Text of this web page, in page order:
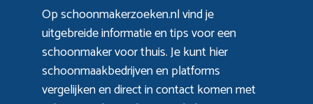
Op schoonmakerzoeken.nl vind je
uitgebreide informatie en tips voor een
schoonmaker voor thuis. Je kunt hier
schoonmaakbedrijven en platforms
vergelijken en direct in contact komen met